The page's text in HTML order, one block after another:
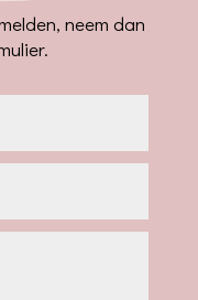
neem dan